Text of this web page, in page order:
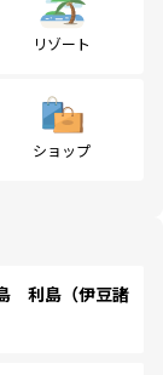
リゾート
ショップ
利島（伊豆諸